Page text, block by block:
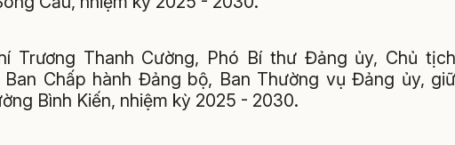
Trương Thanh Cường, Phó Bí thư Đảng ủy, Chủ tịch
Chấp hành Đảng bộ, Ban Thường vụ Đảng ủy, giữ
Bình Kiến, nhiệm kỳ 2025 - 2030.